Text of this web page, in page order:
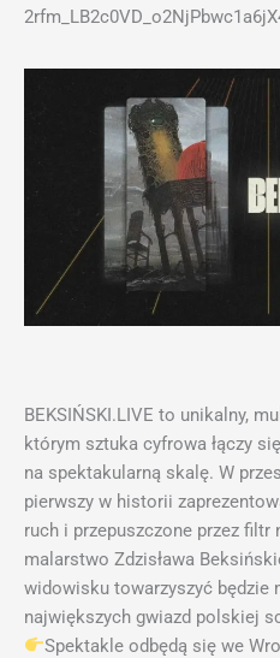
BEKSIŃSKI.LIVE to unikalny,
którym sztuka cyfrowa łączy
na spektakularną skalę. W
pierwszy w historii
ruch i przepuszczone przez
malarstwo Zdzisława
widowisku towarzyszyć będzie
największych gwiazd polskiej
Spektakle odbędą się we